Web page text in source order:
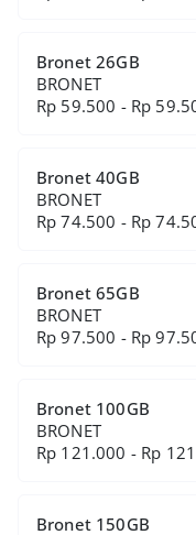
Bronet 26GB
BRONET
Rp 59.500 - Rp
Bronet 40GB
BRONET
Rp 74.500 - Rp
Bronet 65GB
BRONET
Rp 97.500 - Rp
Bronet 100GB
BRONET
Rp 121.000 -
Bronet 150GB